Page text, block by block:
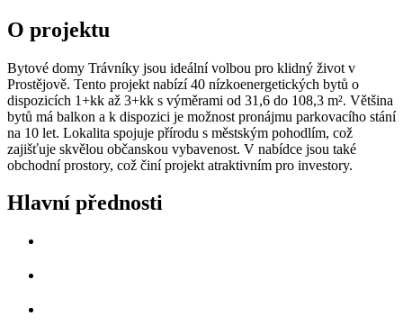
O projektu
Bytové domy Trávníky jsou ideální volbou pro klidný život v
Prostějově. Tento projekt nabízí 40 nízkoenergetických bytů o
dispozicích 1+kk až 3+kk s výměrami od 31,6 do 108,3 m². Většina
bytů má balkon a k dispozici je možnost pronájmu parkovacího stání
na 10 let. Lokalita spojuje přírodu s městským pohodlím, což
zajišťuje skvělou občanskou vybavenost. V nabídce jsou také
obchodní prostory, což činí projekt atraktivním pro investory.
Hlavní přednosti